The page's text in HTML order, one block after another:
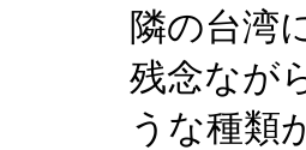
隣の台湾
残念なが
うな種類